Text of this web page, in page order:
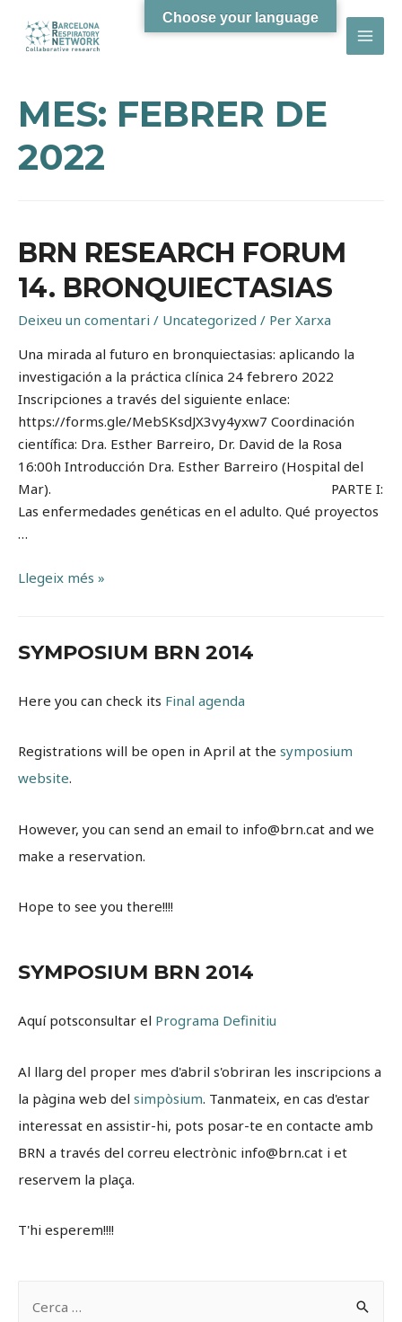
MES: FEBRER DE
2022
BRN RESEARCH FORUM
14. BRONQUIECTASIAS
Deixeu un comentari / Uncategorized / Per Xarxa
Una mirada al futuro en bronquiectasias: aplicando la
investigación a la práctica clínica 24 febrero 2022
Inscripciones a través del siguiente enlace:
https://forms.gle/MebSKsdJX3vy4yxw7 Coordinación
científica: Dra. Esther Barreiro, Dr. David de la Rosa
16:00h Introducción Dra. Esther Barreiro (Hospital del
Mar). PARTE I:
Las enfermedades genéticas en el adulto. Qué proyectos
…
BRN
14.
Llegeix més »
SYMPOSIUM BRN 2014
Here you can check its Final agenda
Registrations will be open in April at the symposium
website.
However, you can send an email to info@brn.cat and we
make a reservation.
Hope to see you there!!!!
SYMPOSIUM BRN 2014
Aquí potsconsultar el Programa Definitiu
Al llarg del proper mes d'abril s'obriran les inscripcions a
la pàgina web del simpòsium. Tanmateix, en cas d'estar
interessat en assistir-hi, pots posar-te en contacte amb
BRN a través del correu electrònic info@brn.cat i et
reservem la plaça.
T'hi esperem!!!!
Choose your language